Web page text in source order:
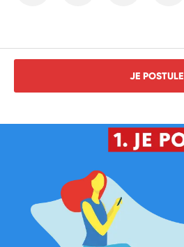
JE POSTULE